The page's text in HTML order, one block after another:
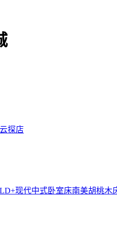
云探店
现代中式卧室床南美胡桃木